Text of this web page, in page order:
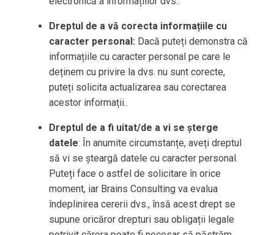
Dreptul de a vă corecta informațiile cu
caracter personal: Dacă puteți demonstra că
informațiile cu caracter personal pe care le
deținem cu privire la dvs. nu sunt corecte,
puteți solicita actualizarea sau corectarea
acestor informații..
Dreptul de a fi uitat/de a vi se șterge
datele: În anumite circumstanțe, aveți dreptul
să vi se șteargă datele cu caracter personal.
Puteți face o astfel de solicitare în orice
moment, iar Brains Consulting va evalua
îndeplinirea cererii dvs., însă acest drept se
supune oricăror drepturi sau obligații legale